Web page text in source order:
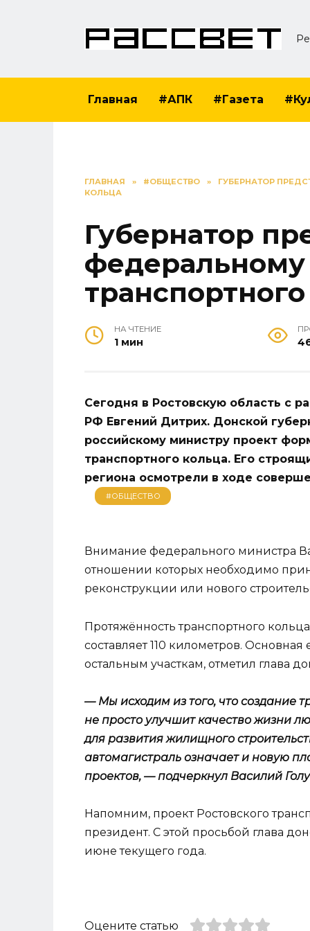
Главная #АПК #Газета
ГЛАВНАЯ » #ОБЩЕСТВО »
ГУБЕРНАТОР
КОЛЬЦА
Губернатор
НА ЧТЕНИЕ
1 мин
Сегодня в Ростовскую область с
РФ Евгений Дитрих. Донской
российскому министру проект
транспортного кольца. Его
региона осмотрели в ходе
#ОБЩЕСТВО
Внимание федерального министра
отношении которых необходимо
реконструкции или нового
Протяжённость транспортного
составляет 110 километров.
остальным участкам, отметил глава
— Мы исходим из того, что создание
не просто улучшит качество жизни
для развития жилищного
автомагистраль означает и новую
проектов, — подчеркнул Василий
Напомним, проект Ростовского
президент. С этой просьбой глава
июне текущего года.
Оцените статью